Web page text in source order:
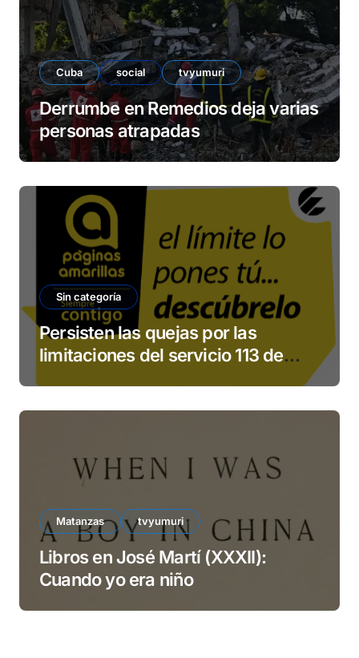
Cuba social tvyumuri
Derrumbe en Remedios deja varias
personas atrapadas
Sin categoría
Persisten las quejas por las
limitaciones del servicio 113 de
Matanzas tvyumuri
Libros en José Martí (XXXII):
Cuando yo era niño